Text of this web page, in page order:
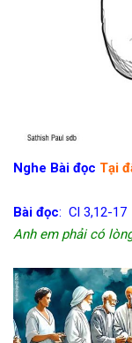
Nghe Bài đọc Tại
Bài đọc: Cl 3,12-17
Anh em phải có